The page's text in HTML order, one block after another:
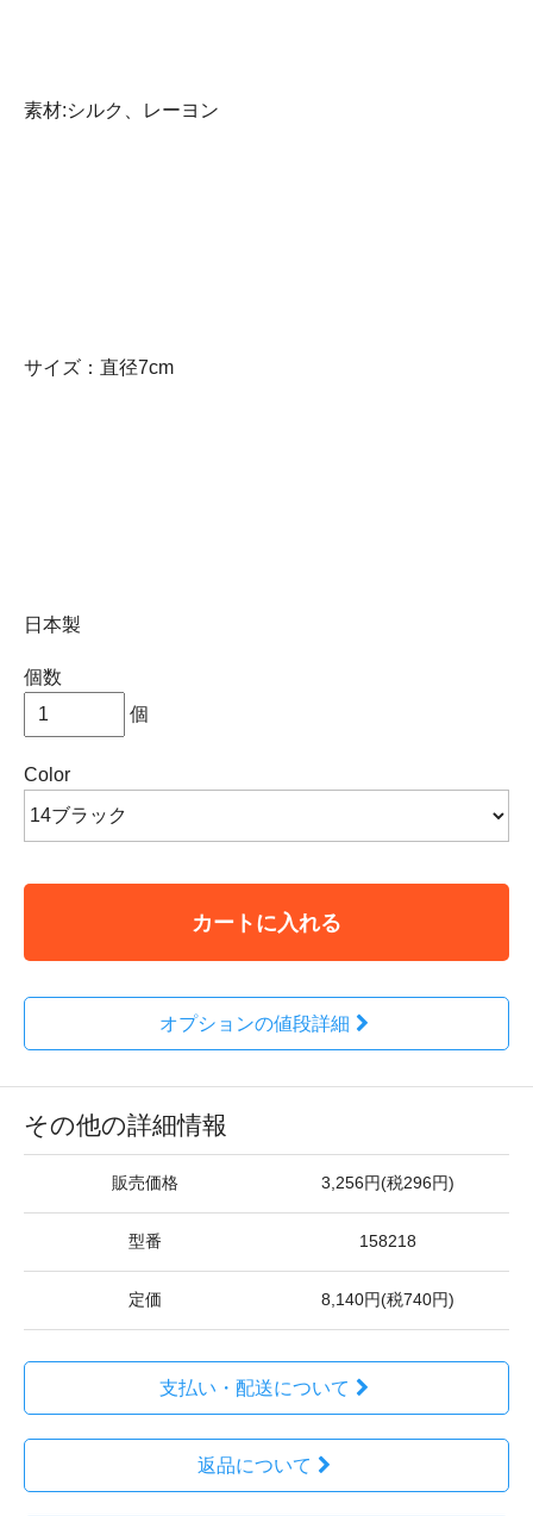
素材:シルク、レーヨン
サイズ：直径7cm
日本製
個数
個
Color
カートに入れる
オプションの値段詳細
その他の詳細情報
販売価格 3,256円(税296円)
型番 158218
定価 8,140円(税740円)
支払い・配送について
返品について